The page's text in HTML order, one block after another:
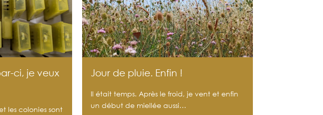
ci, je veux
les colonies sont
Jour de pluie. Enfin !
Il était temps. Après le froid, je vent et enfin
un début de miellée aussi…